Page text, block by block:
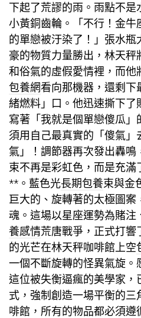
下起了荒謬的雨。雨點不
小黃銅齒輪。「不行！金
的單戀被汙染了！」張水瓶
豪的物質力量勝出，林天
和俗氣的虛假愛情裡，而
包養網看向那機器，還剩下
緒燃料」口。他迅速撕下了
寫著「我就是個單戀傻瓜
須用自己最真實的「傻氣」
氣」！調節器再次發出轟
束不再是彩虹色，而是充
**。藍色光長期包養束與金
巨大的、旋轉著的太極圖
魂。這場以星座運勢為賭注
養感情荒唐戰爭，正式打響
的光芒在林天秤咖啡館上空
一個不斷旋轉的怪異氣旋。
這位被失衡逼瘋的美學家，
式，強制創造一場平衡的
啡館，所有的物品都必須